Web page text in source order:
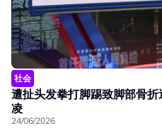
社会
遭扯头发拳打脚踢致脚部骨
凌
24/06/2026